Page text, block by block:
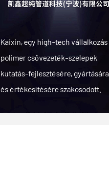
Kaixin, egy high-tech vállalkozás
polimer csővezeték-szelepek
kutatás-fejlesztésére, gyártására
és értékesítésére szakosodott.